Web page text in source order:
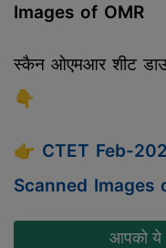
Images of OMR
स्कैन ओएमआर शीट
👇
👉 CTET Feb-
Scanned Images
आपको ये